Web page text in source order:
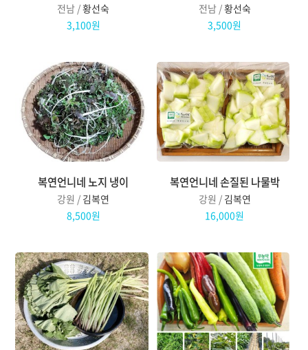
전남 /황선숙
3,100원
전남 /황선숙
3,500원
복연언니네 노지 냉이
강원 / 김복연
8,500원
복연언니네 손질된 나물박
강원 / 김복연
16,000원